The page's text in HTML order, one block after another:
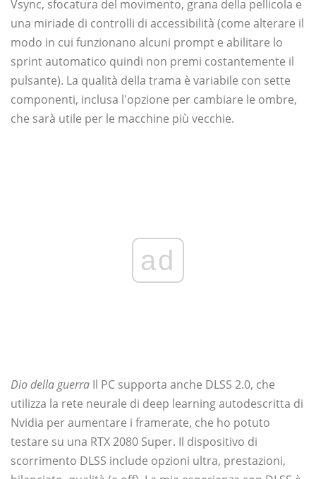
Vsync, sfocatura del movimento, grana della pellicola e
una miriade di controlli di accessibilità (come alterare il
modo in cui funzionano alcuni prompt e abilitare lo
sprint automatico quindi non premi costantemente il
pulsante). La qualità della trama è variabile con sette
componenti, inclusa l'opzione per cambiare le ombre,
che sarà utile per le macchine più vecchie.
ad
Dio della guerra Il PC supporta anche DLSS 2.0, che
utilizza la rete neurale di deep learning autodescritta di
Nvidia per aumentare i framerate, che ho potuto
testare su una RTX 2080 Super. Il dispositivo di
scorrimento DLSS include opzioni ultra, prestazioni,